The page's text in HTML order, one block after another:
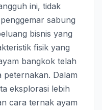
ini, tidak
sabung
bisnis yang
fisik yang
bangkok telah
peternakan. Dalam
eksplorasi lebih
cara ternak ayam